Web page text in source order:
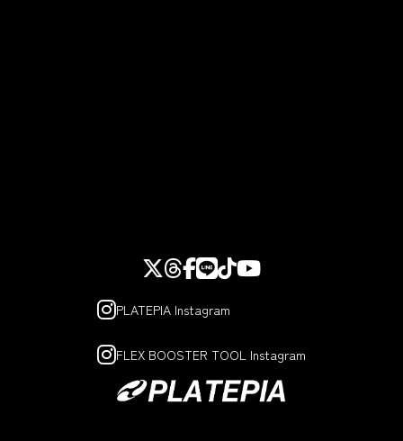
PLATEPIA Instagram
FLEX BOOSTER TOOL Instagram